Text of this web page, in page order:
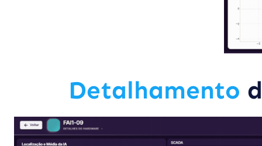
Detalhamento